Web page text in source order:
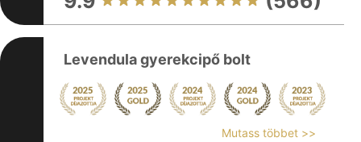
Levendula gyerekcipő bolt
Mutass többet >>